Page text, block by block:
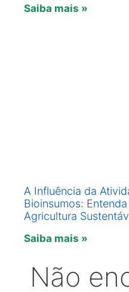
Saiba mais »
A Influência da
Bioinsumos:
Agricultura
Saiba mais »
Não